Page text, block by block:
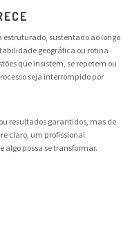
estruturado, sustentado ao longo
geográfica ou rotina
que insistem, se repetem ou
seja interrompido por
resultados garantidos, mas de
claro, um profissional
possa se transformar.